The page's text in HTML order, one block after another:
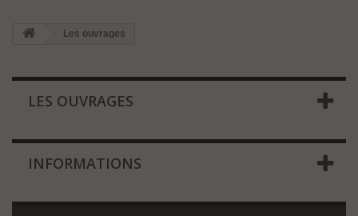
Les ouvrages
LES OUVRAGES
INFORMATIONS